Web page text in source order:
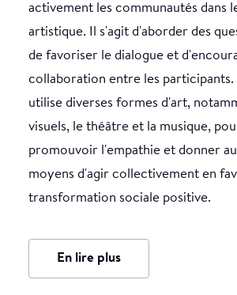
activement les communautés dans
artistique. Il s'agit d'aborder des
de favoriser le dialogue et
collaboration entre les participants.
utilise diverses formes d'art,
visuels, le théâtre et la musique,
promouvoir l'empathie et donner
moyens d'agir collectivement en
transformation sociale positive.
En lire plus
murale, permettant ainsi à la
rappeler et de pratiquer une bonne
grâce à des rappels visuels attrayants.
Les ateliers de réalisation de la